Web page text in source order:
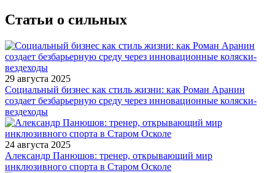
Статьи о сильных
29 августа 2025
Социальный бизнес как стиль жизни: как Роман Аранин
создает безбарьерную среду через инновационные коляски-
вездеходы
24 августа 2025
Александр Панюшов: тренер, открывающий мир
инклюзивного спорта в Старом Осколе